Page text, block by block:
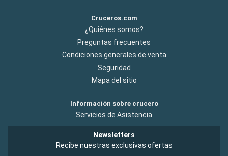
Cruceros.com
¿Quiénes somos?
Preguntas frecuentes
Condiciones generales de venta
Seguridad
Mapa del sitio
Información sobre crucero
Servicios de Asistencia
Newsletters
Recibe nuestras exclusivas ofertas